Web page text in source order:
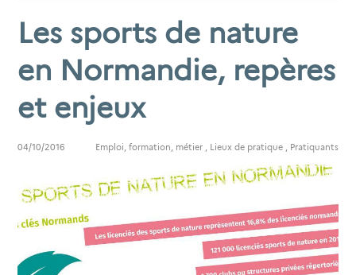
Les sports de nature
en Normandie, repères
et enjeux
04/10/2016 Emploi, formation, métier Lieux de pratique Pratiquants